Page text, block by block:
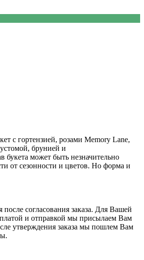
с гортензией, розами Memory Lane,
брунией и
букета может быть незначительно
от сезонности и цветов. Но форма и
после согласования заказа. Для Вашей
и отправкой мы присылаем Вам
утверждения заказа мы пошлем Вам